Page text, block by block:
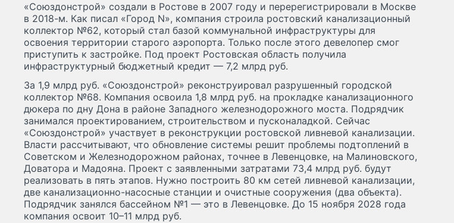
«Союздонстрой» создали в Ростове в 2007 году и перерегистрировали в Москве
в 2018-м. Как писал «Город N», компания строила ростовский канализационный
коллектор №62, который стал базой коммунальной инфраструктуры для
освоения территории старого аэропорта. Только после этого девелопер смог
приступить к застройке. Под проект Ростовская область получила
инфраструктурный бюджетный кредит — 7,2 млрд руб.
За 1,9 млрд руб. «Союздонстрой» реконструировал разрушенный городской
коллектор №68. Компания освоила 1,8 млрд руб. на прокладке канализационного
дюкера по дну Дона в районе Западного железнодорожного моста. Подрядчик
занимался проектированием, строительством и пусконаладкой. Сейчас
«Союздонстрой» участвует в реконструкции ростовской ливневой канализации.
Власти рассчитывают, что обновление системы решит проблемы подтоплений в
Советском и Железнодорожном районах, точнее в Левенцовке, на Малиновского,
Доватора и Мадояна. Проект с заявленными затратами 73,4 млрд руб. будут
реализовать в пять этапов. Нужно построить 80 км сетей ливневой канализации,
две канализационно-насосные станции и очистные сооружения (два объекта).
Подрядчик занялся бассейном №1 — это в Левенцовке. До 15 ноября 2028 года
компания освоит 10–11 млрд руб.